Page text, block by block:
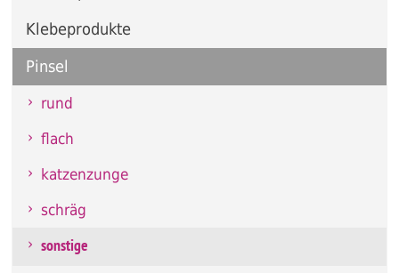
Klebeprodukte
Pinsel
rund
flach
katzenzunge
schräg
sonstige